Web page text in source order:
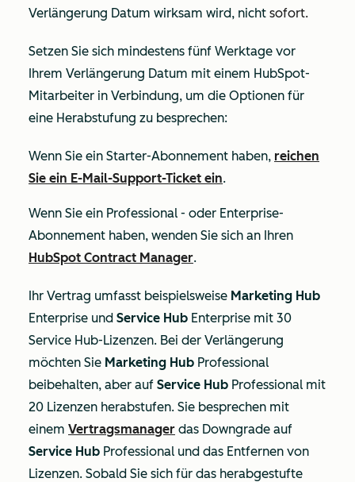
Verlängerung Datum wirksam wird, nicht sofort.
Setzen Sie sich mindestens fünf Werktage vor
Ihrem Verlängerung Datum mit einem HubSpot-
Mitarbeiter in Verbindung, um die Optionen für
eine Herabstufung zu besprechen:
Wenn Sie ein Starter-Abonnement haben, reichen
Sie ein E-Mail-Support-Ticket ein.
Wenn Sie ein Professional - oder Enterprise-
Abonnement haben, wenden Sie sich an Ihren
HubSpot Contract Manager.
Ihr Vertrag umfasst beispielsweise Marketing Hub
Enterprise und Service Hub Enterprise mit 30
Service Hub-Lizenzen. Bei der Verlängerung
möchten Sie Marketing Hub Professional
beibehalten, aber auf Service Hub Professional mit
20 Lizenzen herabstufen. Sie besprechen mit
einem Vertragsmanager das Downgrade auf
Service Hub Professional und das Entfernen von
Lizenzen. Sobald Sie sich für das herabgestufte